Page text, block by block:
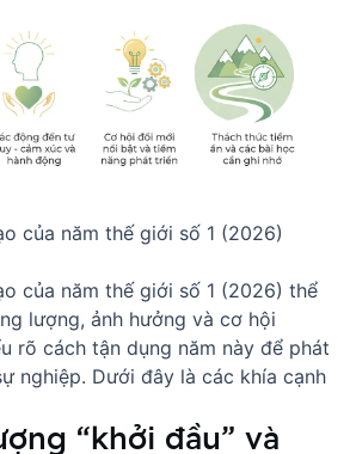
của năm thế giới số 1 (2026)
của năm thế giới số 1 (2026) thể
lượng, ảnh hưởng và cơ hội
rõ cách tận dụng năm này để phát
nghiệp. Dưới đây là các khía cạnh
“khởi đầu” và